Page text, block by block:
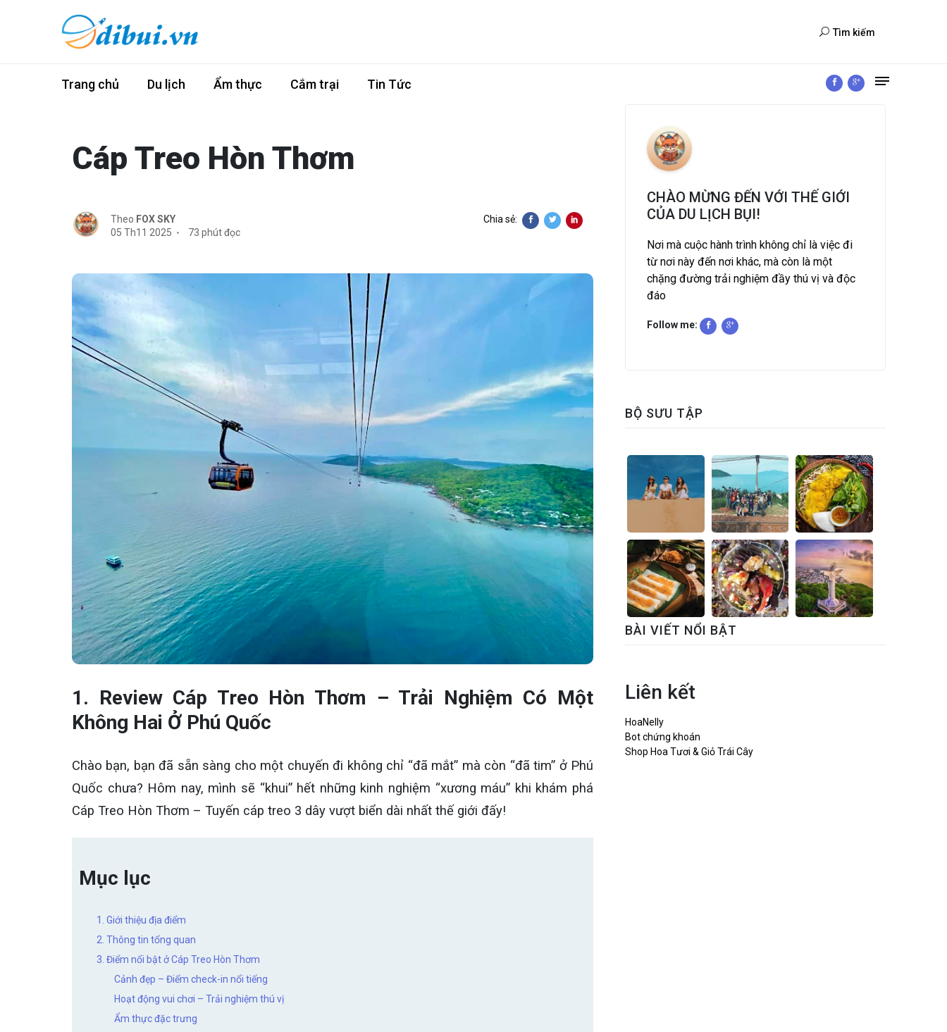
Tìm kiếm
Trang chủ Du lịch Ẩm thực Cắm trại Tin Tức
Cáp Treo Hòn Thơm
Theo FOX SKY
05 Th11 2025
73 phút đọc
Chia sẻ:
1. Review Cáp Treo Hòn Thơm – Trải Nghiệm Có Một
Không Hai Ở Phú Quốc
Chào bạn, bạn đã sẵn sàng cho một chuyến đi không chỉ “đã mắt” mà còn “đã tim” ở Phú
Quốc chưa? Hôm nay, mình sẽ “khui” hết những kinh nghiệm “xương máu” khi khám phá
Cáp Treo Hòn Thơm – Tuyến cáp treo 3 dây vượt biển dài nhất thế giới đấy!
Mục lục
1. Giới thiệu địa điểm
2. Thông tin tổng quan
3. Điểm nổi bật ở Cáp Treo Hòn Thơm
Cảnh đẹp – Điểm check-in nổi tiếng
Hoạt động vui chơi – Trải nghiệm thú vị
Ẩm thực đặc trưng
CHÀO MỪNG ĐẾN VỚI THẾ GIỚI
CỦA DU LỊCH BỤI!
Nơi mà cuộc hành trình không chỉ là việc đi
từ nơi này đến nơi khác, mà còn là một
chặng đường trải nghiệm đầy thú vị và độc
đáo
Follow me:
BỘ SƯU TẬP
BÀI VIẾT NỔI BẬT
Liên kết
HoaNelly
Bot chứng khoán
Shop Hoa Tươi & Giỏ Trái Cây